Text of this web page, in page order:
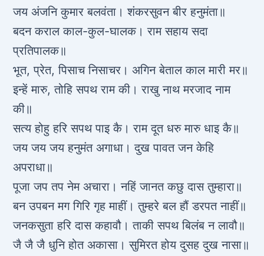
जय अंजनि कुमार बलवंता। शंकरसुवन बीर हनुमंता॥
बदन कराल काल-कुल-घालक। राम सहाय सदा
प्रतिपालक॥
भूत, प्रेत, पिसाच निसाचर। अगिन बेताल काल मारी मर॥
इन्हें मारु, तोहि सपथ राम की। राखु नाथ मरजाद नाम
की॥
सत्य होहु हरि सपथ पाइ कै। राम दूत धरु मारु धाइ कै॥
जय जय जय हनुमंत अगाधा। दुख पावत जन केहि
अपराधा॥
पूजा जप तप नेम अचारा। नहिं जानत कछु दास तुम्हारा॥
बन उपबन मग गिरि गृह माहीं। तुम्हरे बल हौं डरपत नाहीं॥
जनकसुता हरि दास कहावौ। ताकी सपथ बिलंब न लावौ॥
जै जै जै धुनि होत अकासा। सुमिरत होय दुसह दुख नासा॥